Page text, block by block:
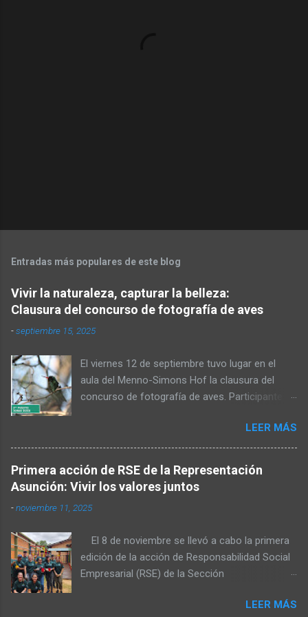
Entradas más populares de este blog
Vivir la naturaleza, capturar la belleza:
Clausura del concurso de fotografía de aves
-septiembre 15, 2025
El viernes 12 de septiembre tuvo lugar en el
aula del Menno-Simons Hof la clausura del
concurso de fotografía de aves. Participantes,
naturaleza se reunieron para admirar las fotos
premiadas y cerrar juntos el concurso. Al inicio,
Elvin Rempel dio la bienvenida a los presentes.
Posteriormente, el miembro del Consejo de
Administración, Stefan Dück, habló sobre la
belleza del Chaco y felicitó a los participantes
6:36 y señaló que una parte de las fotografías
será publicada en el calendario del próximo
año. También expresó su agradecimiento a los
realización del concurso. A continuación, Elvin
LEER MÁS
Primera acción de RSE de la Representación
Asunción: Vivir los valores juntos
-noviembre 11, 2025
El 8 de noviembre se llevó a cabo la primera
edición de la acción de Responsabilidad Social
Empresarial (RSE) de la Sección
área de Desarrollo Organizacional (D.O.). ElLEER MÁS